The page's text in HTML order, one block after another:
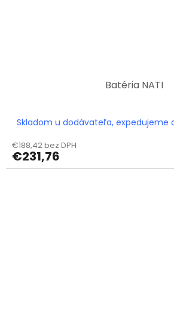
Batéria NATI
Skladom u dodávateľa, expedujeme
€188,42 bez DPH
€231,76